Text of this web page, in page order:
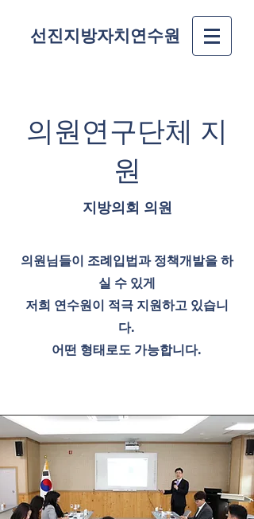
선진지방자치연수원
의원연구단체 지
원
지방의회 의원
의원님들이 조례입법과 정책개발을 하
실 수 있게
저희 연수원이 적극 지원하고 있습니
다.
​어떤 형태로도 가능합니다.